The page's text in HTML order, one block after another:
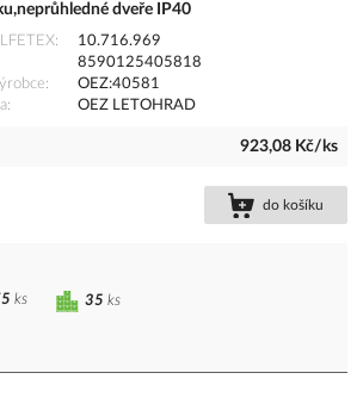
dveře IP40
10.716.969
8590125405818
OEZ:40581
OEZ LETOHRAD
923,08 Kč/ks
do košíku
35 ks
ks